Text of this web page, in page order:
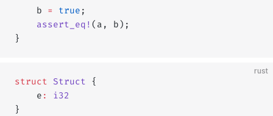
    b
= true ;
    assert_eq!
(a, b);
}
rust
struct Struct {
    e
:
i32
}